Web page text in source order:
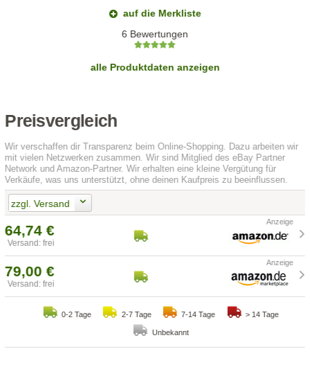
auf die Merkliste
6 Bewertungen
alle Produktdaten anzeigen
Preisvergleich
Wir verschaffen dir Transparenz beim Online-Shopping. Dazu arbeiten wir
mit vielen Netzwerken zusammen. Wir sind Mitglied des eBay Partner
Network und Amazon-Partner. Wir erhalten eine kleine Vergütung für
Verkäufe, was uns unterstützt, ohne deinen Kaufpreis zu beeinflussen.
zzgl. Versand
64,74 €
Versand: frei
79,00 €
Versand: frei
0-2 Tage 2-7 Tage 7-14 Tage > 14 Tage
Unbekannt